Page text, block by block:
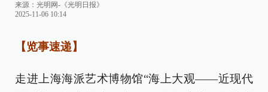
来源： 光明网-《光明日报》
2025-11-06 10:14
【览事速递】
走进上海海派艺术博物馆“海上大观——近现代